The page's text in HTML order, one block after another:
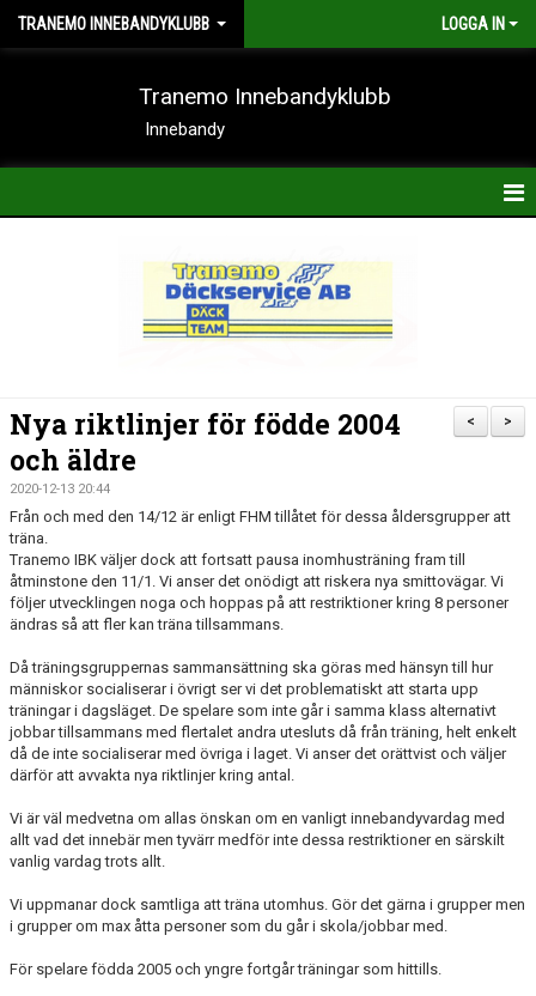
TRANEMO INNEBANDYKLUBB LOGGA IN
Tranemo Innebandyklubb
Innebandy
KALENDER
BILDER
DOKUMENT
VÅRA LAG
FÖRETAGSCUPEN 2026
TRÄNINGSTIDER 2025/26
FÖRENINGSKLÄDER-INNEBANDYKUNGEN
FÖRENINGSDOMARE
>
<
Nya riktlinjer för födde 2004
och äldre
2020-12-13 20:44
Från och med den 14/12 är enligt FHM tillåtet för dessa åldersgrupper att
träna.
Tranemo IBK väljer dock att fortsatt pausa inomhusträning fram till
åtminstone den 11/1. Vi anser det onödigt att riskera nya smittovägar. Vi
följer utvecklingen noga och hoppas på att restriktioner kring 8 personer
ändras så att fler kan träna tillsammans.
Då träningsgruppernas sammansättning ska göras med hänsyn till hur
människor socialiserar i övrigt ser vi det problematiskt att starta upp
träningar i dagsläget. De spelare som inte går i samma klass alternativt
jobbar tillsammans med flertalet andra utesluts då från träning, helt enkelt
då de inte socialiserar med övriga i laget. Vi anser det orättvist och väljer
därför att avvakta nya riktlinjer kring antal.
Vi är väl medvetna om allas önskan om en vanligt innebandyvardag med
allt vad det innebär men tyvärr medför inte dessa restriktioner en särskilt
vanlig vardag trots allt.
Vi uppmanar dock samtliga att träna utomhus. Gör det gärna i grupper men
i grupper om max åtta personer som du går i skola/jobbar med.
För spelare födda 2005 och yngre fortgår träningar som hittills.